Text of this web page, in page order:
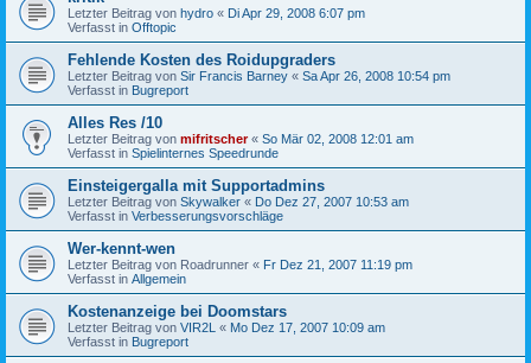
Letzter Beitrag von hydro « Di Apr 29, 2008 6:07 pm
Verfasst in Offtopic
Fehlende Kosten des Roidupgraders
Letzter Beitrag von Sir Francis Barney « Sa Apr 26, 2008 10:54 pm
Verfasst in Bugreport
Alles Res /10
Letzter Beitrag von mifritscher« So Mär 02, 2008 12:01 am
Verfasst in Spielinternes Speedrunde
Einsteigergalla mit Supportadmins
Letzter Beitrag von Skywalker « Do Dez 27, 2007 10:53 am
Verfasst in Verbesserungsvorschläge
Wer-kennt-wen
Letzter Beitrag von Roadrunner « Fr Dez 21, 2007 11:19 pm
Verfasst in Allgemein
Kostenanzeige bei Doomstars
Letzter Beitrag von VIR2L « Mo Dez 17, 2007 10:09 am
Verfasst in Bugreport